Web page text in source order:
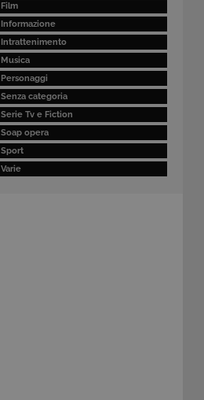
Film
Informazione
Intrattenimento
Musica
Personaggi
Senza categoria
Serie Tv e Fiction
Soap opera
Sport
Varie